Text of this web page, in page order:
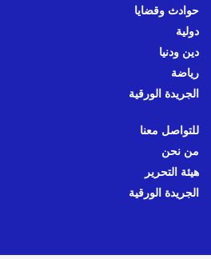
حوادث وقضايا
دولية
دين ودنيا
رياضة
الجريدة الورقية
للتواصل معنا
من نحن
هيئة التحرير
الجريدة الورقية